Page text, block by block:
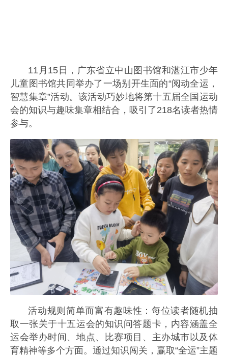
11月15日，广东省立中山图书馆和湛江市少年
儿童图书馆共同举办了一场别开生面的“阅动全运，
智慧集章”活动。该活动巧妙地将第十五届全国运动
会的知识与趣味集章相结合，吸引了218名读者热情
参与。
活动规则简单而富有趣味性：每位读者随机抽
取一张关于十五运会的知识问答题卡，内容涵盖全
运会举办时间、地点、比赛项目、主办城市以及体
育精神等多个方面。通过知识闯关，赢取“全运”主题